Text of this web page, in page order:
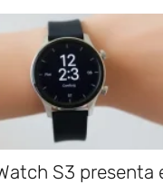
S3 presenta